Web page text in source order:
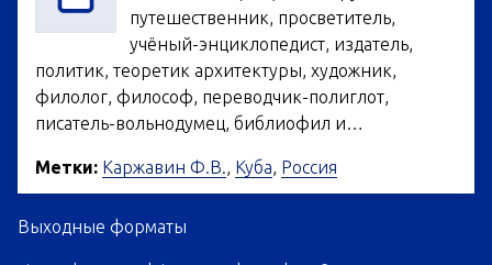
путешественник, просветитель,
учёный-энциклопедист, издатель,
политик, теоретик архитектуры, художник,
филолог, философ, переводчик-полиглот,
писатель-вольнодумец, библиофил и…
Метки: Каржавин Ф.В., Куба, Россия
Выходные форматы